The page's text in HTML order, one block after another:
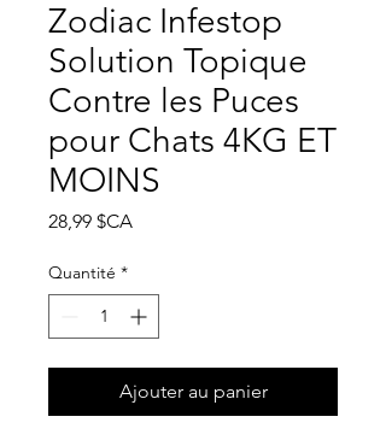
Zodiac Infestop
Solution Topique
Contre les Puces
pour Chats 4KG ET
MOINS
28,99 $CAPrix
Quantité *
Ajouter au panier